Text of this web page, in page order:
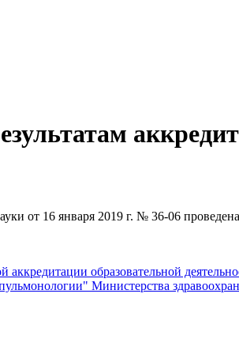
от 16 января 2019 г. № 36-06
образовательной
Министерства